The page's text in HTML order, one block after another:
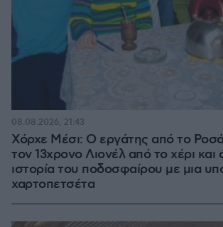
Χόρχε Μέσι: Ο εργάτης από το
τον 13χρονο Λιονέλ από το χέρι και
ιστορία του ποδοσφαίρου με μια
χαρτοπετσέτα
08.08.2026, 21:43